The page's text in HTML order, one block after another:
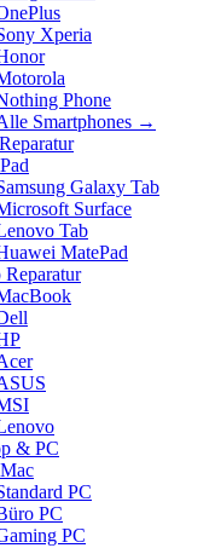
Xperia
Phone
Smartphones →
Galaxy Tab
Surface
Tab
MatePad
& PC
PC
PC
PC